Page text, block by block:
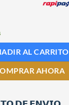
AL CARRITO
AHORA